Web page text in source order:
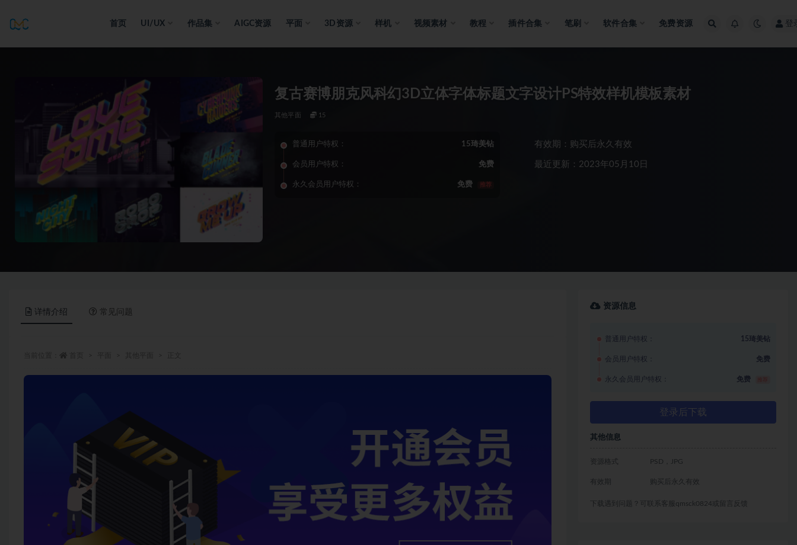
首页 UI/UX 作品集 AIGC资源 平面 3D资源 样机 视频素材 教程 插件合集 笔刷 软件合集 免费资源 登
复古赛博朋克风科幻3D立体字体标题文字设计PS特效样机模板素材
其他平面 15
普通用户特权： 15琦美钻
会员用户特权： 免费
永久会员用户特权： 免费 推荐
有效期：购买后永久有效
最近更新：2023年05月10日
详情介绍 常见问题
资源信息
普通用户特权： 15琦美钻
会员用户特权： 免费
永久会员用户特权： 免费
登录后下载
其他信息
资源格式 PSD，JPG
有效期 购买后永久有效
下载遇到问题？可联系客服qmsck0824或留言反馈